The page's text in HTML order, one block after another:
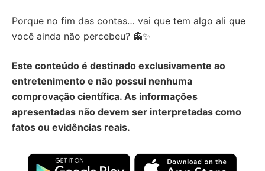
Porque no fim das contas… vai que tem algo ali que
você ainda não percebeu? 👻✨
Este conteúdo é destinado exclusivamente ao
entretenimento e não possui nenhuma
comprovação científica. As informações
apresentadas não devem ser interpretadas como
fatos ou evidências reais.